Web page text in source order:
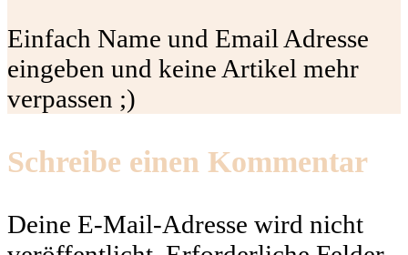
Einfach Name und Email Adresse
eingeben und keine Artikel mehr
verpassen ;)
Schreibe einen Kommentar
Deine E-Mail-Adresse wird nicht